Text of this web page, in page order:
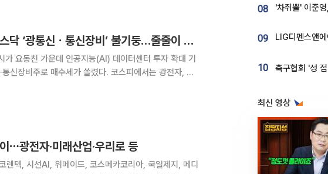
[급등락주 짚어보기] 코스피‧코스닥 ‘광통신ㆍ통신장비’ 불기둥…줄줄이 상한가
요동친 가운데 인공지능(AI) 데이터센터 투자 확대 기
신장비주로 매수세가 쏠렸다. 코스피에서는 광전자, 티
⋯광전자·미래산업·우리로 등
렌텍, 시선AI, 위메이드, 코스메카코리아, 국일제지, 메디
08
09
10
최신 영상